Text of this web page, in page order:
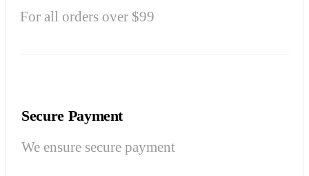
For all orders over $99
Secure Payment
We ensure secure payment